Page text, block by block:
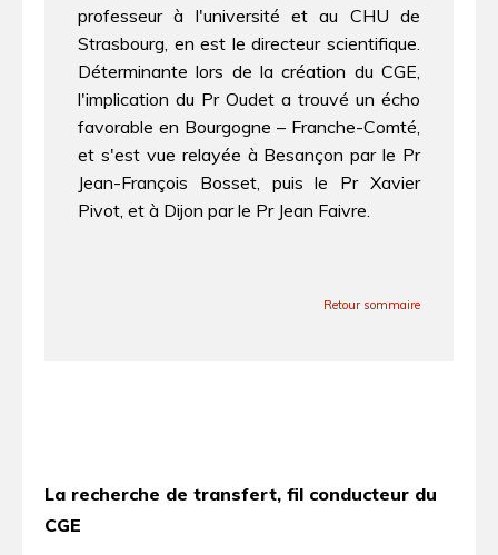
professeur à l'université et au CHU de
Strasbourg, en est le directeur scientifique.
Déterminante lors de la création du CGE,
l'implication du Pr Oudet a trouvé un écho
favorable en Bourgogne – Franche-Comté,
et s'est vue relayée à Besançon par le Pr
Jean-François Bosset, puis le Pr Xavier
Pivot, et à Dijon par le Pr Jean Faivre.
Retour sommaire
La recherche de transfert, fil conducteur du
CGE